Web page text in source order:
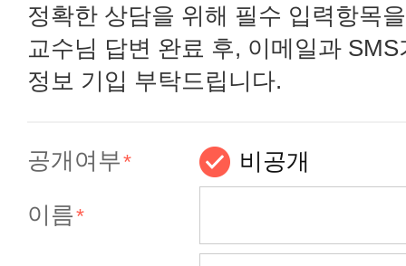
정확한 상담을 위해 필수 입력항목
교수님 답변 완료 후, 이메일과
정보 기입 부탁드립니다.
공개여부
비공개
이름